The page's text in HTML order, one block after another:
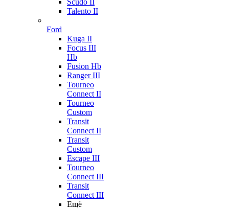
Scudo II
Talento II
Ford
Kuga II
Focus III
Hb
Fusion Hb
Ranger III
Tourneo
Connect II
Tourneo
Custom
Transit
Connect II
Transit
Custom
Escape III
Tourneo
Connect III
Transit
Connect III
Ещё